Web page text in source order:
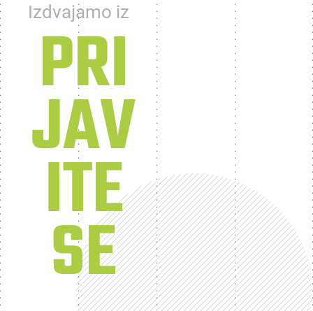
Izdvajamo iz
PRI
JAV
ITE
SE